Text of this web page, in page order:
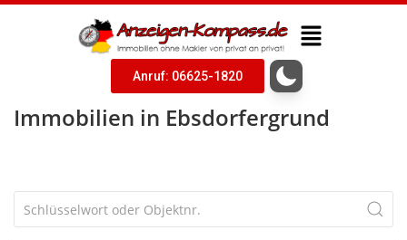
Anruf: 06625-1820
Immobilien in Ebsdorfergrund